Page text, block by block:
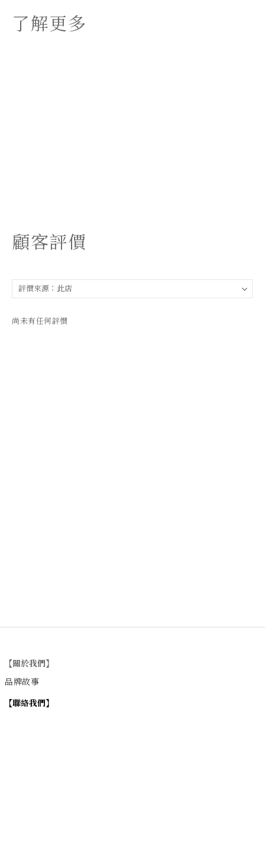
了解更多
顧客評價
尚未有任何評價
【關於我們】
品牌故事
【聯絡我們】